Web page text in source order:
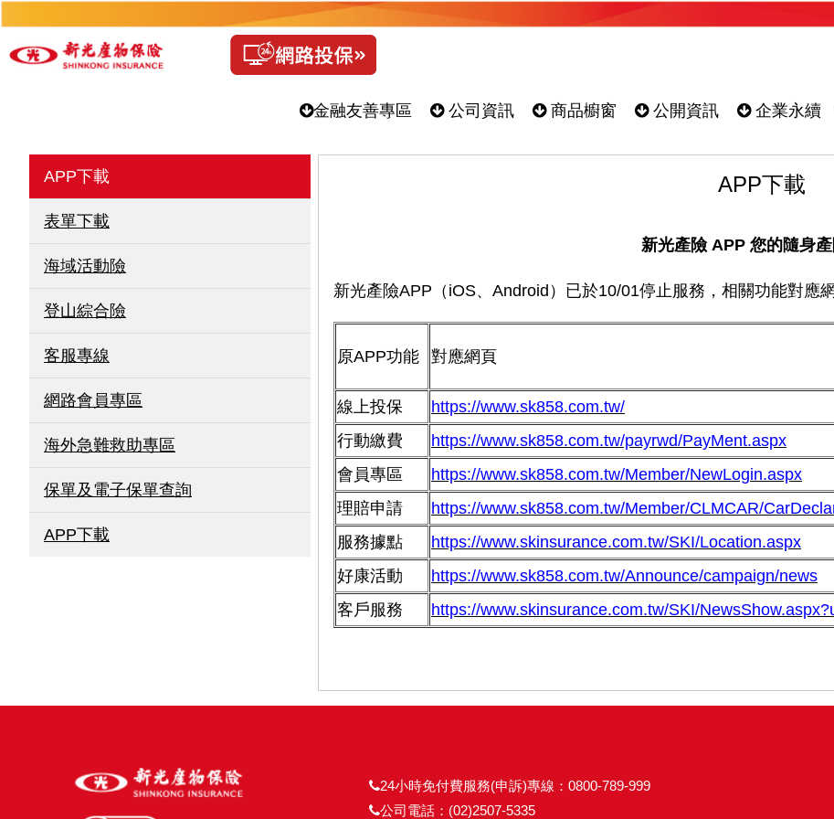
金融友善專區 公司資訊 商品櫥窗 公開資訊 企業永續
APP下載
表單下載
海域活動險
登山綜合險
客服專線
網路會員專區
海外急難救助專區
保單及電子保單查詢
APP下載
APP下載
新光產險 APP 您的隨身
新光產險APP（iOS、Android）已於10/01停止服務，相關功能對應
原APP功能 對應網頁
線上投保
https://www.sk858.com.tw/
行動繳費
https://www.sk858.com.tw/payrwd/PayMent.aspx
會員專區
https://www.sk858.com.tw/Member/NewLogin.aspx
理賠申請
https://www.sk858.com.tw/Member/CLMCAR/
服務據點
https://www.skinsurance.com.tw/SKI/Location.aspx
好康活動
https://www.sk858.com.tw/Announce/campaign/news
客戶服務
https://www.skinsurance.com.tw/SKI/
24小時免付費服務(申訴)專線：0800-789-999
公司電話：(02)2507-5335